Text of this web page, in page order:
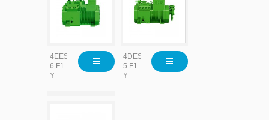
4EES-
6.F1
Y
4DES-
5.F1
Y